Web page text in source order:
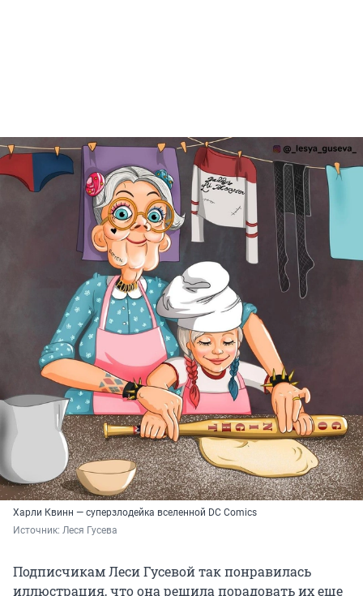
Харли Квинн — суперзлодейка вселенной DC Comics
Источник: Леся Гусева
Подписчикам Леси Гусевой так понравилась
иллюстрация, что она решила порадовать их еще